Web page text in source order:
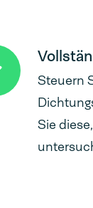
Steuern
Sie